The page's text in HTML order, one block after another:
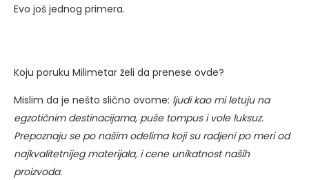
Evo još jednog primera.
Koju poruku Milimetar želi da prenese ovde?
Mislim da je nešto slično ovome: ljudi kao mi letuju na
egzotičnim destinacijama, puše tompus i vole luksuz.
Prepoznaju se po našim odelima koji su radjeni po meri od
najkvalitetnijeg materijala, i cene unikatnost naših
proizvoda.